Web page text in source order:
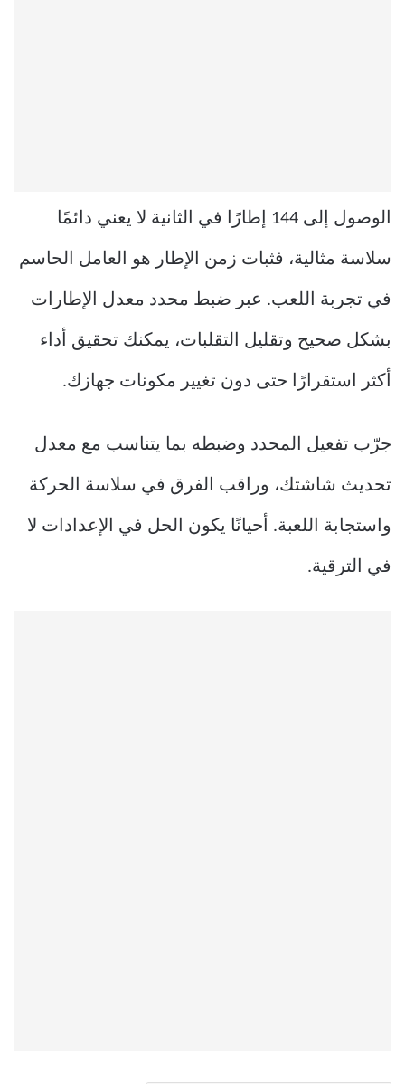
الوصول إلى 144 إطارًا في الثانية لا يعني دائمًا
سلاسة مثالية، فثبات زمن الإطار هو العامل الحاسم
في تجربة اللعب. عبر ضبط محدد معدل الإطارات
بشكل صحيح وتقليل التقلبات، يمكنك تحقيق أداء
أكثر استقرارًا حتى دون تغيير مكونات جهازك.
جرّب تفعيل المحدد وضبطه بما يتناسب مع معدل
تحديث شاشتك، وراقب الفرق في سلاسة الحركة
واستجابة اللعبة. أحيانًا يكون الحل في الإعدادات لا
في الترقية.